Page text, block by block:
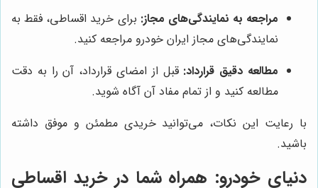
مراجعه به نمایندگی‌های مجاز: برای خرید اقساطی، فقط به
نمایندگی‌های مجاز ایران خودرو مراجعه کنید.
مطالعه دقیق قرارداد: قبل از امضای قرارداد، آن را به دقت
مطالعه کنید و از تمام مفاد آن آگاه شوید.
با رعایت این نکات، می‌توانید خریدی مطمئن و موفق داشته
باشید.
دنیای خودرو: همراه شما در خرید اقساطی